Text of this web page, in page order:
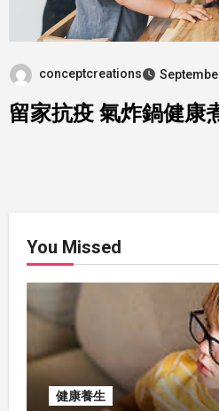
conceptcreations
留家抗疫 氣炸鍋健康
You Missed
健康養生